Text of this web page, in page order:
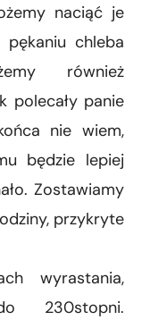
naciąć je
chleba
również
polecały panie
nie wiem,
będzie lepiej
Zostawiamy
przykryte
wyrastania,
230stopni.